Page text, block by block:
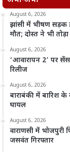
August 6, 2026
झांसी में भीषण सड़क
मौत; दोस्त ने भी
August 6, 2026
‘आवारापन 2’ पर
रिलीज
August 6, 2026
बाराबंकी में बारिश के
घायल
August 6, 2026
वाराणसी में
जसवंत गिरफ्तार